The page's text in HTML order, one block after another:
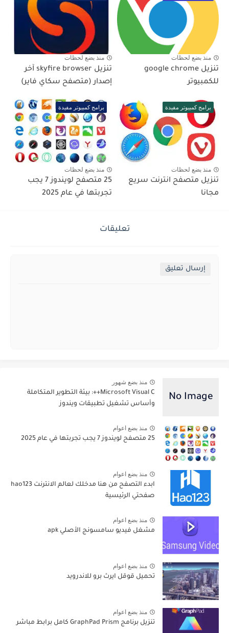
منذ بضع لحظات
تنزيل google chrome
للكمبيوتر
منذ بضع لحظات
تنزيل skyfire browser آخر
إصدار (متصفح سكاي فاير)
برامج كمبيوتر مفيدة
منذ بضع لحظات
تنزيل متصفح انترنت سريع
مجانا
برامج كمبيوتر مفيدة
منذ بضع لحظات
25 متصفح لويندوز 7 يجب
تجربتها في عام 2025
تعليقات
إرسال تعليق
منذ بضع شهور
Microsoft Visual C++: بيئة التطوير المتكاملة
وأساس تشغيل تطبيقات ويندوز
منذ بضع اعوام
25 متصفح لويندوز 7 يجب تجربتها في عام 2025
منذ بضع اعوام
ابدء التصفح من هنا مدخلك لعالم الانترنت hao123
صفحتي الرئيسية
منذ بضع اعوام
مشغل فيديو سامسونج الأصلي apk
منذ بضع اعوام
تحميل قوقل ايرث برو للاندرويد
منذ بضع اعوام
تنزيل برنامج GraphPad Prism كامل برابط مباشر